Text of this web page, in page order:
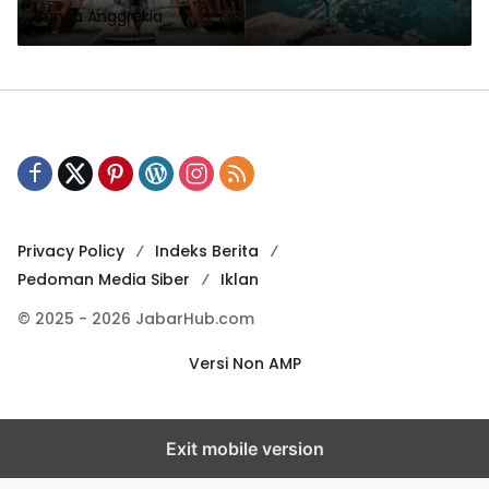
Bunga Anggrekia
Privacy Policy
Indeks Berita
Pedoman Media Siber
Iklan
© 2025 - 2026 JabarHub.com
Versi Non AMP
Exit mobile version